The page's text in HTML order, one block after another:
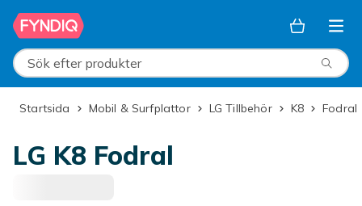
Hoppa till huvudinnehållet
Sök efter produkter
Startsida Mobil & Surfplattor LG Tillbehör K8 Fodral
LG K8 Fodral